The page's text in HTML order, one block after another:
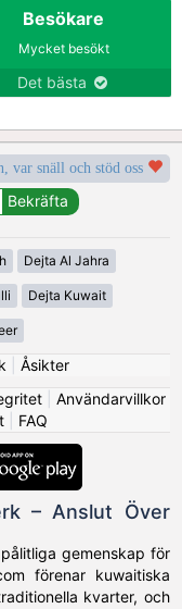
Besökare
Mycket besökt
Det bästa
var snäll och stöd oss
Dejta Al Jahra
Dejta Kuwait
Åsikter
| Användarvillkor
| FAQ
– Anslut Över
gemenskap för
förenar kuwaitiska
kvarter, och